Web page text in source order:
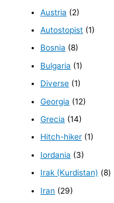
Austria (2)
Autostopist (1)
Bosnia (8)
Bulgaria (1)
Diverse (1)
Georgia (12)
Grecia (14)
Hitch-hiker (1)
Iordania (3)
Irak (Kurdistan) (8)
Iran (29)